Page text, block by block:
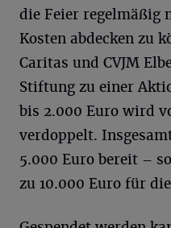
die Feier regelmäßig
Kosten abdecken zu
Caritas und CVJM
Stiftung zu einer
bis 2.000 Euro wird
verdoppelt.
5.000 Euro bereit –
zu 10.000 Euro für